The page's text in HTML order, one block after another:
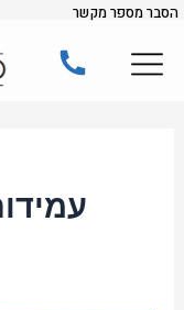
דילוג
לתוכן
הסבר מספר מקשר